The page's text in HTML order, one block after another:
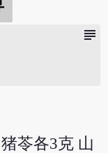
subject
苓各3克 山